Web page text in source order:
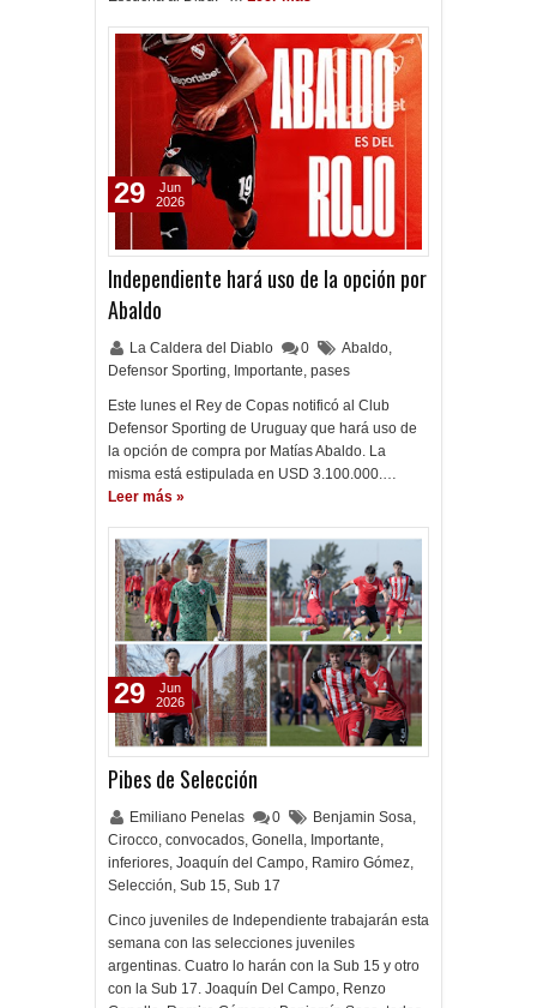
Independiente hará uso de la opción por
Abaldo
La Caldera del Diablo 0 Abaldo,
Defensor Sporting, Importante, pases
Este lunes el Rey de Copas notificó al Club
Defensor Sporting de Uruguay que hará uso de
la opción de compra por Matías Abaldo. La
misma está estipulada en USD 3.100.000.…
Leer más »
29
Jun
2026
Pibes de Selección
Emiliano Penelas 0 Benjamin Sosa,
Cirocco, convocados, Gonella, Importante,
inferiores, Joaquín del Campo, Ramiro Gómez,
Selección, Sub 15, Sub 17
Cinco juveniles de Independiente trabajarán esta
semana con las selecciones juveniles
argentinas. Cuatro lo harán con la Sub 15 y otro
con la Sub 17. Joaquín Del Campo, Renzo
29
Jun
2026